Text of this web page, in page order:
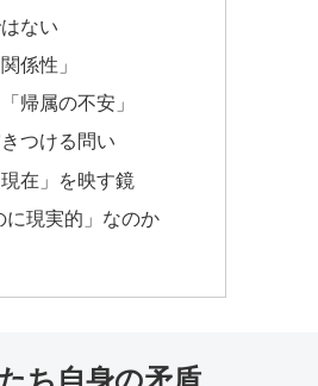
ない
係性」
帰属の不安」
つける問い
在」を映す鏡
に現実的」なのか